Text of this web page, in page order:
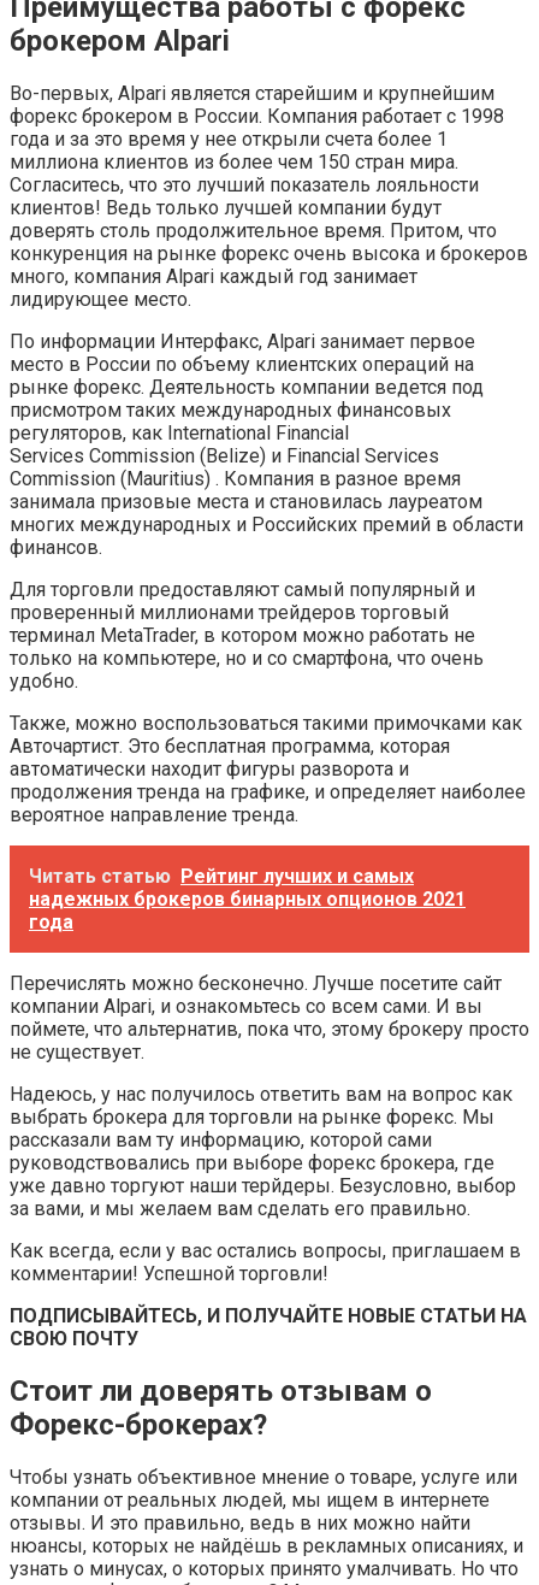
Преимущества работы с форекс
брокером Alpari
Во-первых, Alpari является старейшим и крупнейшим
форекс брокером в России. Компания работает с 1998
года и за это время у нее открыли счета более 1
миллиона клиентов из более чем 150 стран мира.
Согласитесь, что это лучший показатель лояльности
клиентов! Ведь только лучшей компании будут
доверять столь продолжительное время. Притом, что
конкуренция на рынке форекс очень высока и брокеров
много, компания Alpari каждый год занимает
лидирующее место.
По информации Интерфакс, Alpari занимает первое
место в России по объему клиентских операций на
рынке форекс. Деятельность компании ведется под
присмотром таких международных финансовых
регуляторов, как International Financial
Services Commission (Belize) и Financial Services
Commission (Mauritius) . Компания в разное время
занимала призовые места и становилась лауреатом
многих международных и Российских премий в области
финансов.
Для торговли предоставляют самый популярный и
проверенный миллионами трейдеров торговый
терминал MetaTrader, в котором можно работать не
только на компьютере, но и со смартфона, что очень
удобно.
Также, можно воспользоваться такими примочками как
Авточартист. Это бесплатная программа, которая
автоматически находит фигуры разворота и
продолжения тренда на графике, и определяет наиболее
вероятное направление тренда.
Читать статью Рейтинг лучших и самых
надежных брокеров бинарных опционов 2021
года
Перечислять можно бесконечно. Лучше посетите сайт
компании Alpari, и ознакомьтесь со всем сами. И вы
поймете, что альтернатив, пока что, этому брокеру просто
не существует.
Надеюсь, у нас получилось ответить вам на вопрос как
выбрать брокера для торговли на рынке форекс. Мы
рассказали вам ту информацию, которой сами
руководствовались при выборе форекс брокера, где
уже давно торгуют наши терйдеры. Безусловно, выбор
за вами, и мы желаем вам сделать его правильно.
Как всегда, если у вас остались вопросы, приглашаем в
комментарии! Успешной торговли!
ПОДПИСЫВАЙТЕСЬ, И ПОЛУЧАЙТЕ НОВЫЕ СТАТЬИ НА
СВОЮ ПОЧТУ
Стоит ли доверять отзывам о
Форекс-брокерах?
Чтобы узнать объективное мнение о товаре, услуге или
компании от реальных людей, мы ищем в интернете
отзывы. И это правильно, ведь в них можно найти
нюансы, которых не найдёшь в рекламных описаниях, и
узнать о минусах, о которых принято умалчивать. Но что